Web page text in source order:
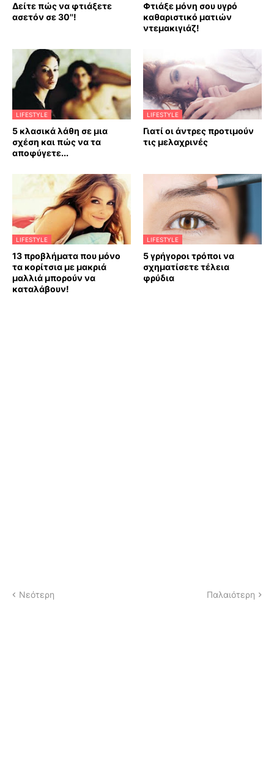
Δείτε πώς να φτιάξετε
ασετόν σε 30''!
Φτιάξε μόνη σου υγρό
καθαριστικό ματιών
ντεμακιγιάζ!
LIFESTYLE
5 κλασικά λάθη σε μια
σχέση και πώς να τα
αποφύγετε...
LIFESTYLE
Γιατί οι άντρες προτιμούν
τις μελαχρινές
LIFESTYLE
13 προβλήματα που μόνο
τα κορίτσια με μακριά
μαλλιά μπορούν να
καταλάβουν!
LIFESTYLE
5 γρήγοροι τρόποι να
σχηματίσετε τέλεια
φρύδια
Νεότερη Παλαιότερη